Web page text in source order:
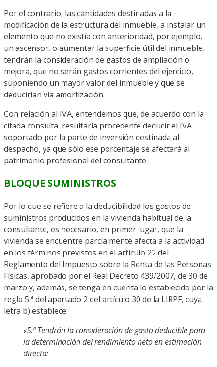
Por el contrario, las cantidades destinadas a la
modificación de la estructura del inmueble, a instalar un
elemento que no existía con anterioridad, por ejemplo,
un ascensor, o aumentar la superficie útil del inmueble,
tendrán la consideración de gastos de ampliación o
mejora, que no serán gastos corrientes del ejercicio,
suponiendo un mayor valor del inmueble y que se
deducirían vía amortización.
Con relación al IVA, entendemos que, de acuerdo con la
citada consulta, resultaría procedente deducir el IVA
soportado por la parte de inversión destinada al
despacho, ya que sólo ese porcentaje se afectará al
patrimonio profesional del consultante.
BLOQUE SUMINISTROS
Por lo que se refiere a la deducibilidad los gastos de
suministros producidos en la vivienda habitual de la
consultante, es necesario, en primer lugar, que la
vivienda se encuentre parcialmente afecta a la actividad
en los términos previstos en el artículo 22 del
Reglamento del Impuesto sobre la Renta de las Personas
Físicas, aprobado por el Real Decreto 439/2007, de 30 de
marzo y, además, se tenga en cuenta lo establecido por la
regla 5.ª del apartado 2 del artículo 30 de la LIRPF, cuya
letra b) establece:
«5.ª Tendrán la consideración de gasto deducible para
la determinación del rendimiento neto en estimación
directa: